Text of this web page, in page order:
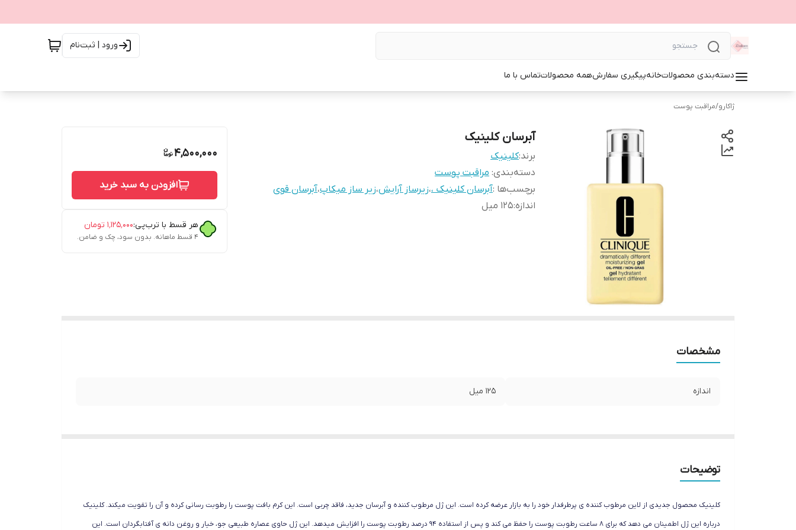
ورود | ثبت‌نام
دسته‌بندی محصولاتخانهپیگیری سفارشهمه محصولاتتماس با ما
ژاکارو/مراقبت پوست
آبرسان کلینیک
برند:کلینیک
دسته‌بندی: مراقبت پوست
برچسب‌ها :آبرسان کلینیک ،،زیرساز آرایش،زیر ساز میکاپ،آبرسان قوی
اندازه:۱۲۵ میل
4,500,000
افزودن به سبد خرید
هر قسط با ترب‌پی:۱٬۱۲۵٬۰۰۰ تومان
۴ قسط ماهانه. بدون سود، چک و ضامن.
مشخصات
اندازه ۱۲۵ میل
توضیحات
کلینیک محصول جدیدی از لاین مرطوب کننده ی پرطرفدار خود را به بازار عرضه کرده است. این ژل مرطوب کننده و آبرسان جدید، فاقد چربی است. این کرم بافت پوست را رطوبت رسانی کرده و آن را تقویت میکند. کلینیک
درباره این ژل اطمینان می دهد که برای 8 ساعت رطوبت پوست را حفظ می کند و پس از استفاده 94 درصد رطوبت پوست را افزایش میدهد. این ژل حاوی عصاره طبیعی جو، خیار و روغن دانه ی آفتابگردان است. این